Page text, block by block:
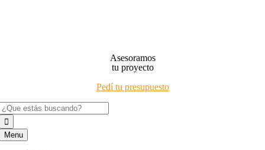
Asesoramos
tu proyecto
Pedí tu presupuesto
Menu